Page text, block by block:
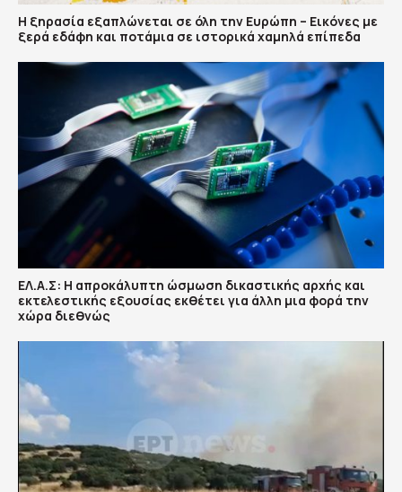
Η ξηρασία εξαπλώνεται σε όλη την Ευρώπη – Εικόνες με
ξερά εδάφη και ποτάμια σε ιστορικά χαμηλά επίπεδα
ΕΛ.Α.Σ: Η απροκάλυπτη ώσμωση δικαστικής αρχής και
εκτελεστικής εξουσίας εκθέτει για άλλη μια φορά την
χώρα διεθνώς